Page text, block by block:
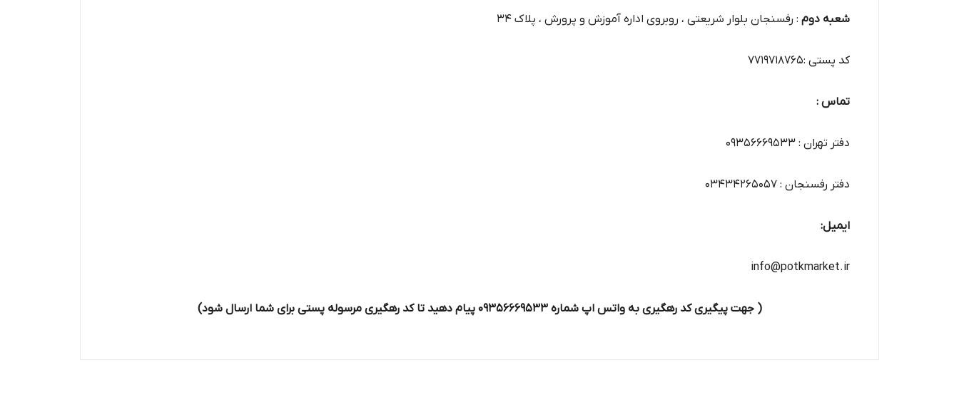
شعبه دوم : رفسنجان بلوار شریعتی ، روبروی اداره آموزش و پرورش ، پلاک 34
کد پستی :7719718765
تماس :
دفتر تهران : 09356669533
دفتر رفسنجان : 03434265057
ایمیل:
info@potkmarket.ir
( جهت پیگیری کد رهگیری به واتس اپ شماره 09356669533 پیام دهید تا کد رهگیری مرسوله پستی برای شما ارسال شود)